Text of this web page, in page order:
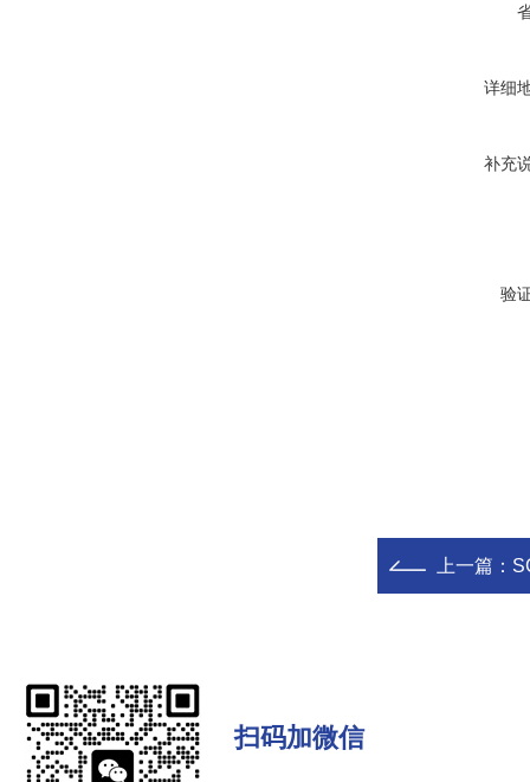
详细
补充
验
上一篇：
扫码加微信